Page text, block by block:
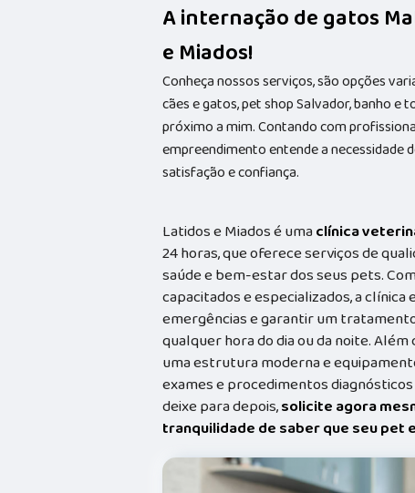
A internação de gatos
e Miados!
Conheça nossos serviços, são opções
cães e gatos, pet shop Salvador, banho e
próximo a mim. Contando com
empreendimento entende a necessidade
satisfação e confiança.
Latidos e Miados é umaclínica
24 horas, que oferece serviços de
saúde e bem-estar dos seus pets.
capacitados e especializados, a
emergências e garantir um
qualquer hora do dia ou da noite.
uma estrutura moderna e
exames e procedimentos
deixe para depois,solicite agora
tranquilidade de saber que seu pet